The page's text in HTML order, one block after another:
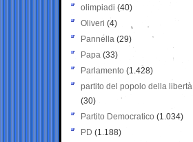
olimpiadi (40)
Oliveri (4)
Pannella (29)
Papa (33)
Parlamento (1.428)
partito del popolo della libertà
(30)
Partito Democratico (1.034)
PD (1.188)